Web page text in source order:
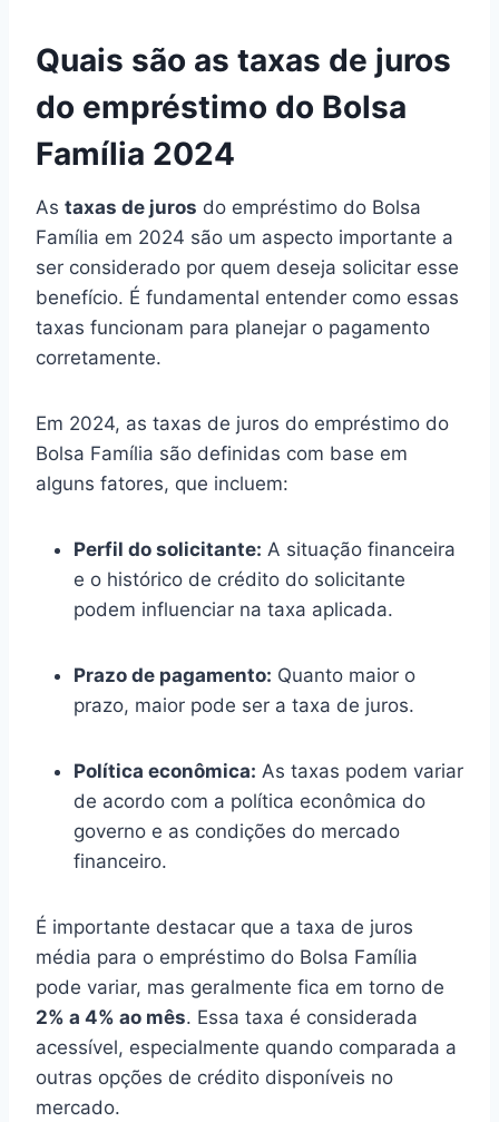
Quais são as taxas de juros
do empréstimo do Bolsa
Família 2024
As taxas de juros do empréstimo do Bolsa
Família em 2024 são um aspecto importante a
ser considerado por quem deseja solicitar esse
benefício. É fundamental entender como essas
taxas funcionam para planejar o pagamento
corretamente.
Em 2024, as taxas de juros do empréstimo do
Bolsa Família são definidas com base em
alguns fatores, que incluem:
Perfil do solicitante: A situação financeira
e o histórico de crédito do solicitante
podem influenciar na taxa aplicada.
Prazo de pagamento: Quanto maior o
prazo, maior pode ser a taxa de juros.
Política econômica: As taxas podem variar
de acordo com a política econômica do
governo e as condições do mercado
financeiro.
É importante destacar que a taxa de juros
média para o empréstimo do Bolsa Família
pode variar, mas geralmente fica em torno de
2% a 4% ao mês. Essa taxa é considerada
acessível, especialmente quando comparada a
outras opções de crédito disponíveis no
mercado.